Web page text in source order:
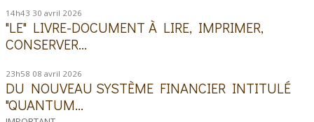
14h43 30 avril 2026
"LE" LIVRE-DOCUMENT À LIRE, IMPRIMER,
CONSERVER...
23h58 08 avril 2026
DU NOUVEAU SYSTÈME FINANCIER INTITULÉ
"QUANTUM...